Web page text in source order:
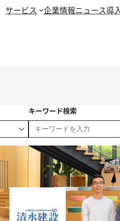
サービス 企業情報ニュース導
キーワード検索